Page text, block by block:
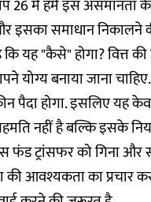
26 में हमें इस असमानता
इसका समाधान निकालने
कि यह "कैसे" होगा? वित्त
योग्य बनाया जाना
पैदा होगा. इसलिए यह
नहीं है बल्कि इसके
फंड ट्रांसफर को गिना और
की आवश्यकता का प्रचार